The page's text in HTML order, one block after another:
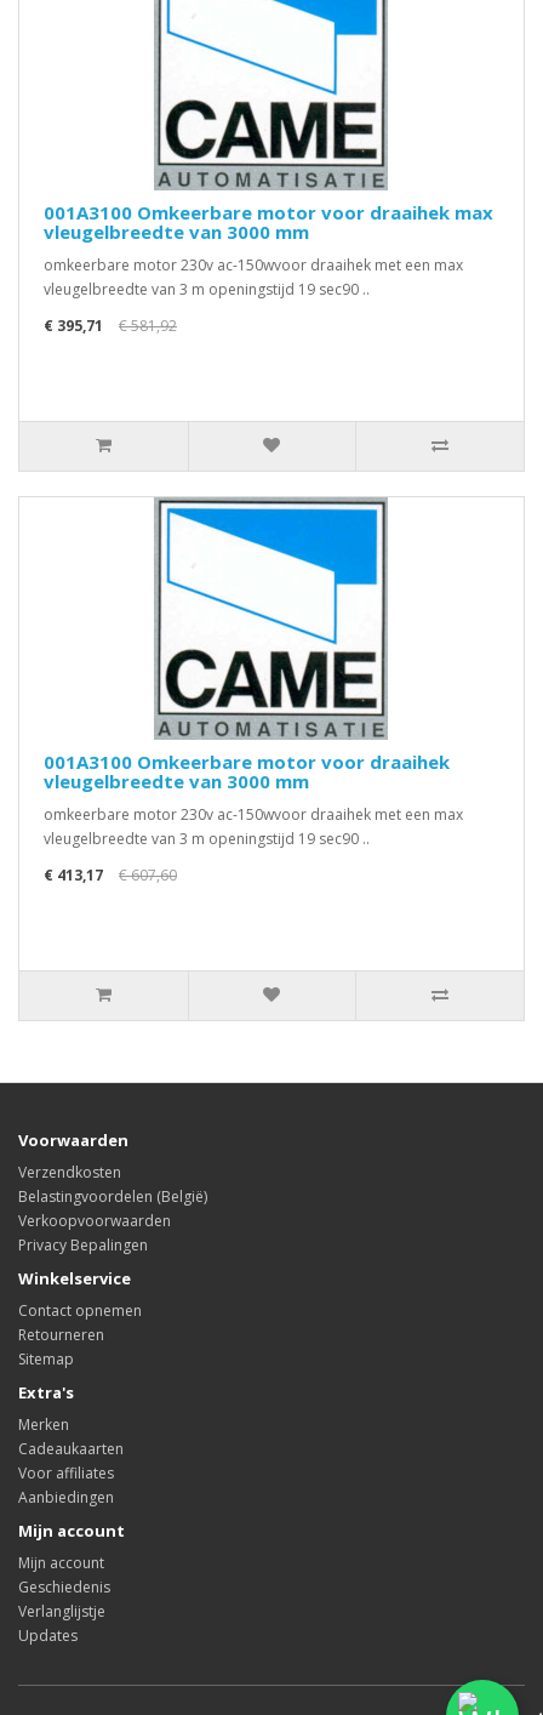
001A3100 Omkeerbare motor voor draaihek max
vleugelbreedte van 3000 mm
omkeerbare motor 230v ac-150wvoor draaihek met een max
vleugelbreedte van 3 m openingstijd 19 sec90 ..
€ 395,71
€ 581,92
001A3100 Omkeerbare motor voor draaihek
vleugelbreedte van 3000 mm
omkeerbare motor 230v ac-150wvoor draaihek met een max
vleugelbreedte van 3 m openingstijd 19 sec90 ..
€ 413,17
€ 607,60
Voorwaarden
Verzendkosten
Belastingvoordelen (België)
Verkoopvoorwaarden
Privacy Bepalingen
Winkelservice
Contact opnemen
Retourneren
Sitemap
Extra's
Merken
Cadeaukaarten
Voor affiliates
Aanbiedingen
Mijn account
Mijn account
Geschiedenis
Verlanglijstje
Updates